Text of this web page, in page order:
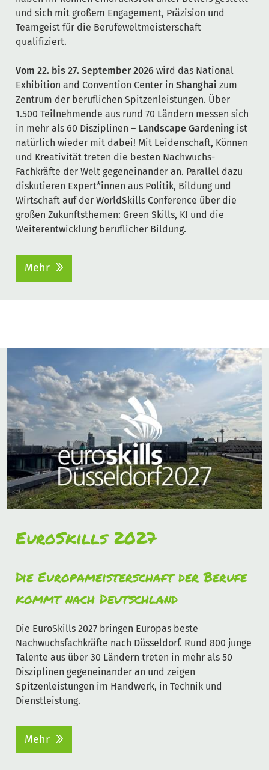
und sich mit großem Engagement, Präzision und
Teamgeist für die Berufeweltmeisterschaft
qualifiziert.
Vom 22. bis 27. September 2026 wird das National
Exhibition and Convention Center in Shanghai zum
Zentrum der beruflichen Spitzenleistungen. Über
1.500 Teilnehmende aus rund 70 Ländern messen sich
in mehr als 60 Disziplinen – Landscape Gardening ist
natürlich wieder mit dabei! Mit Leidenschaft, Können
und Kreativität treten die besten Nachwuchs-
Fachkräfte der Welt gegeneinander an. Parallel dazu
diskutieren Expert*innen aus Politik, Bildung und
Wirtschaft auf der WorldSkills Conference über die
großen Zukunftsthemen: Green Skills, KI und die
Weiterentwicklung beruflicher Bildung.
Mehr
EuroSkills 2027
Die Europameisterschaft der Berufe
kommt nach Deutschland
Die EuroSkills 2027 bringen Europas beste
Nachwuchsfachkräfte nach Düsseldorf. Rund 800 junge
Talente aus über 30 Ländern treten in mehr als 50
Disziplinen gegeneinander an und zeigen
Spitzenleistungen im Handwerk, in Technik und
Dienstleistung.
Mehr